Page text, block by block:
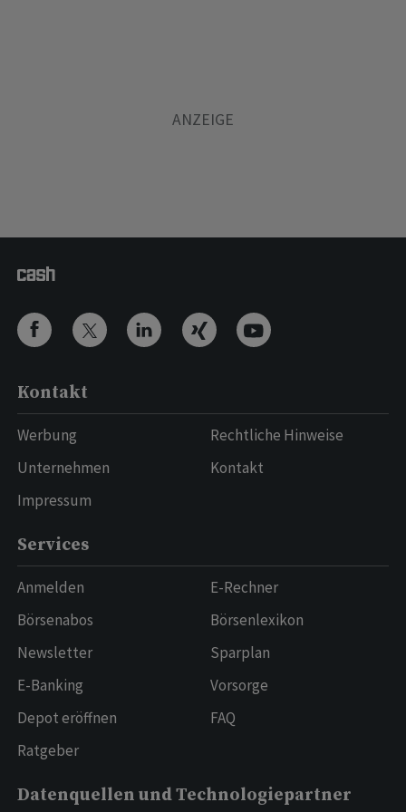
Kontakt
Werbung
Unternehmen
Impressum
Rechtliche Hinweise
Kontakt
Services
Anmelden
Börsenabos
Newsletter
E-Banking
Depot eröffnen
Ratgeber
E-Rechner
Börsenlexikon
Sparplan
Vorsorge
FAQ
Datenquellen und Technologiepartner